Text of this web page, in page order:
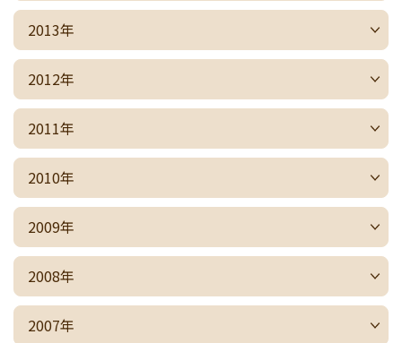
2013年
2012年
2011年
2010年
2009年
2008年
2007年